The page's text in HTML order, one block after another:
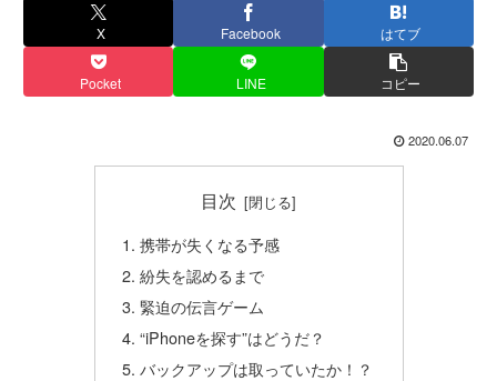
X Facebook はてブ
Pocket LINE コピー
2020.06.07
目次
携帯が失くなる予感
紛失を認めるまで
緊迫の伝言ゲーム
“iPhoneを探す”はどうだ？
バックアップは取っていたか！？